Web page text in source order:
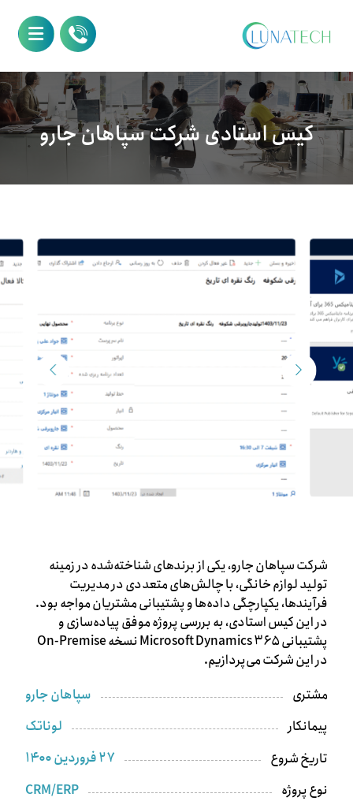
کیس استادی شرکت سپاهان جارو
شرکت سپاهان جارو، یکی از برندهای شناخته‌شده در زمینه
تولید لوازم خانگی، با چالش‌های متعددی در مدیریت
فرآیندها، یکپارچگی داده‌ها و پشتیبانی مشتریان مواجه بود.
در این کیس استادی، به بررسی پروژه موفق پیاده‌سازی و
پشتیبانی Microsoft Dynamics ۳۶۵ نسخه On-Premise
در این شرکت می‌پردازیم.
مشتری
سپاهان جارو
پیمانکار
لوناتک
تاریخ شروع
۲۷ فروردین ۱۴۰۰
نوع پروژه
CRM/ERP